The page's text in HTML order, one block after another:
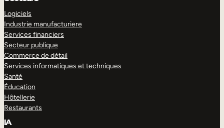
Logiciels
Industrie manufacturiere
Services financiers
Secteur publique
Commerce de détail
Services informatiques et techniques
Santé
Éducation
Hôtellerie
Restaurants
IA